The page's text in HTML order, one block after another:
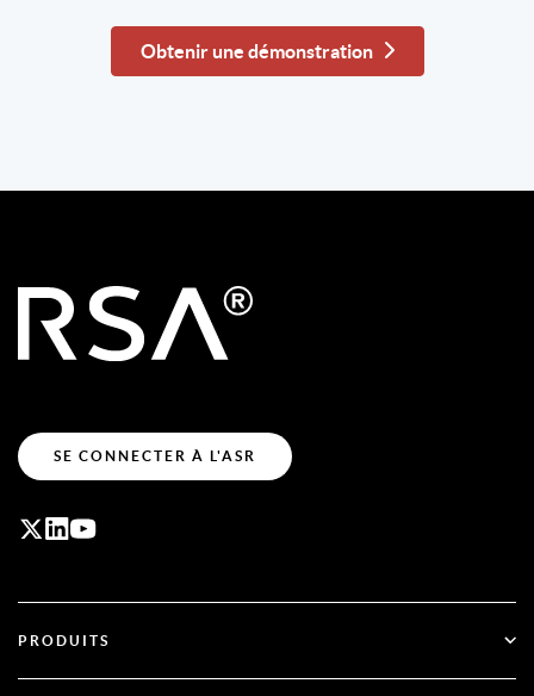
Obtenir une démonstration
SE CONNECTER À L'ASR
PRODUITS